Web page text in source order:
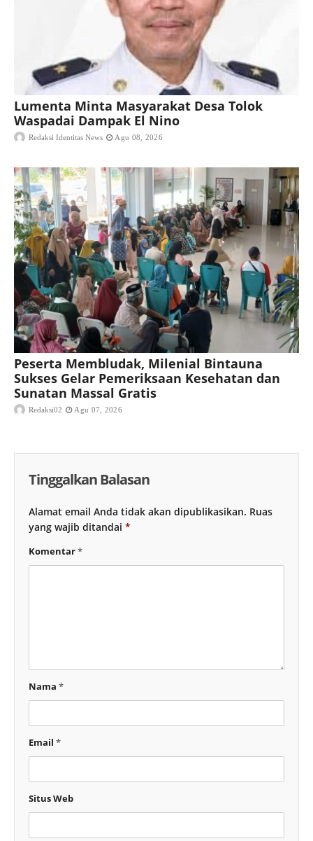
Lumenta Minta Masyarakat Desa Tolok
Waspadai Dampak El Nino
Redaksi Identitas News Agu 08, 2026
Peserta Membludak, Milenial Bintauna
Sukses Gelar Pemeriksaan Kesehatan dan
Sunatan Massal Gratis
Redaksi02 Agu 07, 2026
Tinggalkan Balasan
Alamat email Anda tidak akan dipublikasikan. Ruas
yang wajib ditandai *
Komentar*
Nama *
Email *
Situs Web